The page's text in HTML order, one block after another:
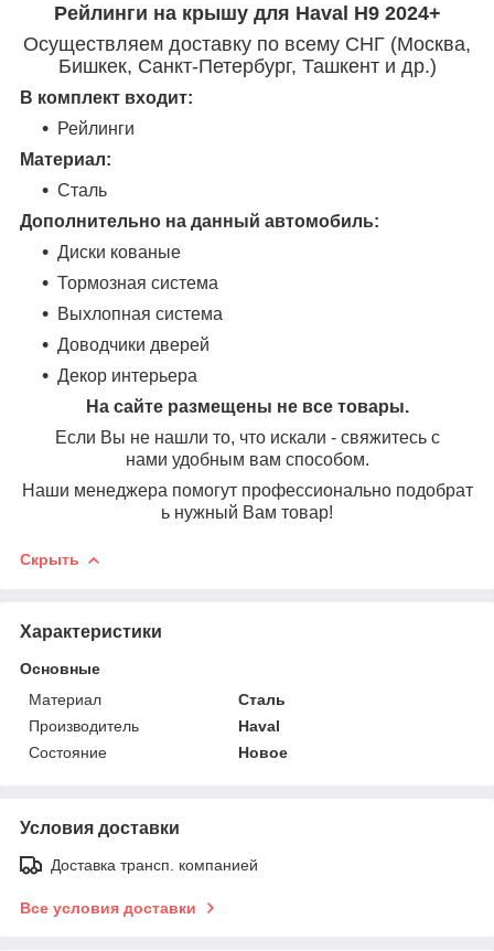
Рейлинги на крышу для Haval H9 2024+
Осуществляем доставку по всему СНГ (Москва,
Бишкек, Санкт-Петербург, Ташкент и др.)
В комплект входит:
Рейлинги
Материал:
Сталь
Дополнительно на данный автомобиль:
Диски кованые
Тормозная система
Выхлопная система
Доводчики дверей
Декор интерьера
На сайте размещены не все товары.
Если Вы не нашли то, что искали - свяжитесь с
нами удобным вам способом.
Наши менеджера помогут профессионально подобрат
ь нужный Вам товар!
Скрыть
Характеристики
Основные
Материал
Сталь
Производитель
Haval
Состояние
Новое
Условия доставки
Доставка трансп. компанией
Все условия доставки